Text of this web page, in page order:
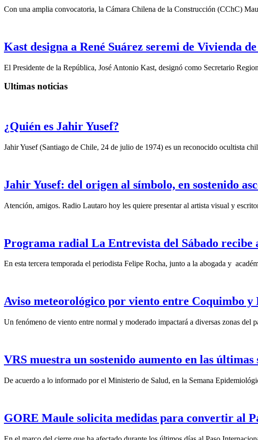
Con una amplia convocatoria, la Cámara Chilena de la Construcción (CChC)
Kast designa a René Suárez seremi de Vivienda
El Presidente de la República, José Antonio Kast, designó como Secretario
Ultimas noticias
¿Quién es Jahir Yusef?
Jahir Yusef (Santiago de Chile, 24 de julio de 1974) es un reconocido ocultista
Jahir Yusef: del origen al símbolo, en sostenido
Atención, amigos. Radio Lautaro hoy les quiere presentar al artista visual y
Programa radial La Entrevista del Sábado recibe
En esta tercera temporada el periodista Felipe Rocha, junto a la abogada y
Aviso meteorológico por viento entre Coquimbo
Un fenómeno de viento entre normal y moderado impactará a diversas zonas del
VRS muestra un sostenido aumento en las últimas
De acuerdo a lo informado por el Ministerio de Salud, en la Semana
GORE Maule solicita medidas para convertir al